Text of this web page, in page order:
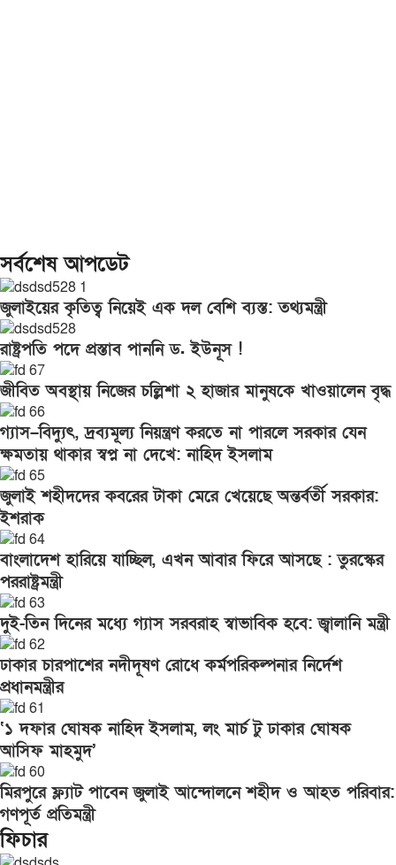
সর্বশেষ আপডেট
জুলাইয়ের কৃতিত্ব নিয়েই এক দল বেশি ব্যস্ত: তথ্যমন্ত্রী
রাষ্ট্রপতি পদে প্রস্তাব পাননি ড. ইউনূস !
জীবিত অবস্থায় নিজের চল্লিশা ২ হাজার মানুষকে খাওয়ালেন বৃদ্ধ
গ্যাস–বিদ্যুৎ, দ্রব্যমূল্য নিয়ন্ত্রণ করতে না পারলে সরকার যেন
ক্ষমতায় থাকার স্বপ্ন না দেখে: নাহিদ ইসলাম
জুলাই শহীদদের কবরের টাকা মেরে খেয়েছে অন্তর্বর্তী সরকার:
ইশরাক
বাংলাদেশ হারিয়ে যাচ্ছিল, এখন আবার ফিরে আসছে : তুরস্কের
পররাষ্ট্রমন্ত্রী
দুই-তিন দিনের মধ্যে গ্যাস সরবরাহ স্বাভাবিক হবে: জ্বালানি মন্ত্রী
ঢাকার চারপাশের নদীদূষণ রোধে কর্মপরিকল্পনার নির্দেশ
প্রধানমন্ত্রীর
‘১ দফার ঘোষক নাহিদ ইসলাম, লং মার্চ টু ঢাকার ঘোষক
আসিফ মাহমুদ’
মিরপুরে ফ্ল্যাট পাবেন জুলাই আন্দোলনে শহীদ ও আহত পরিবার:
গণপূর্ত প্রতিমন্ত্রী
ফিচার